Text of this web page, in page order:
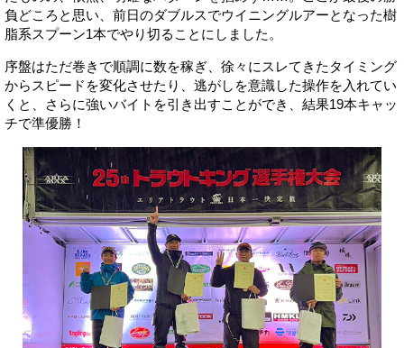
負どころと思い、前日のダブルスでウイニングルアーとなった樹
脂系スプーン1本でやり切ることにしました。
序盤はただ巻きで順調に数を稼ぎ、徐々にスレてきたタイミング
からスピードを変化させたり、逃がしを意識した操作を入れてい
くと、さらに強いバイトを引き出すことができ、結果19本キャッ
チで準優勝！